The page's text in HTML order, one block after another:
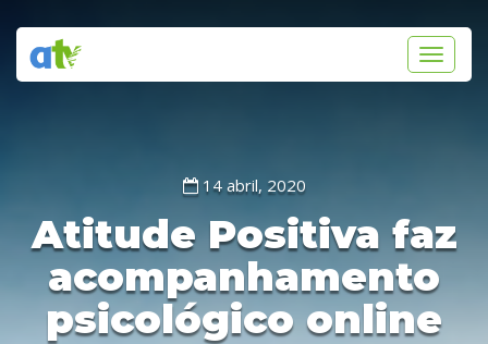
Toggle
14 abril, 2020
Atitude Positiva faz
acompanhamento
psicológico online